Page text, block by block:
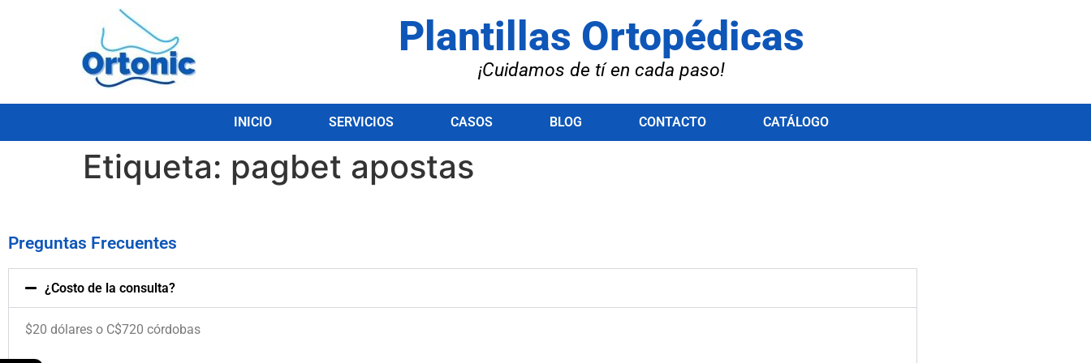
Plantillas Ortopédicas
¡Cuidamos de tí en cada paso!
INICIO SERVICIOS CASOS BLOG CONTACTO CATÁLOGO
Etiqueta: pagbet apostas
Preguntas Frecuentes
¿Costo de la consulta?
$20 dólares o C$720 córdobas